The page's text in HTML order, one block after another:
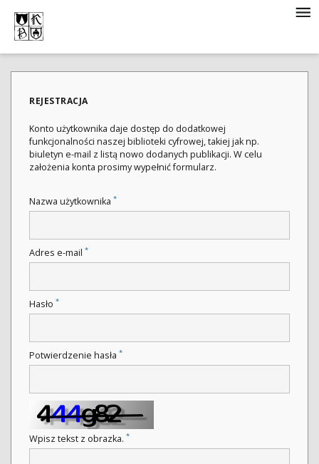
REJESTRACJA
Konto użytkownika daje dostęp do dodatkowej
funkcjonalności naszej biblioteki cyfrowej, takiej jak np.
biuletyn e-mail z listą nowo dodanych publikacji. W celu
założenia konta prosimy wypełnić formularz.
Nazwa użytkownika *
Adres e-mail *
Hasło *
Potwierdzenie hasła *
Wpisz tekst z obrazka. *